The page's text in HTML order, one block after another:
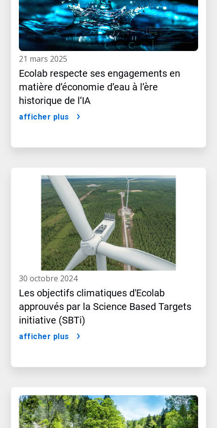
21 mars 2025
Ecolab respecte ses engagements en
matière d’économie d’eau à l’ère
historique de l’IA
afficher plus
30 octobre 2024
Les objectifs climatiques d'Ecolab
approuvés par la Science Based Targets
initiative (SBTi)
afficher plus